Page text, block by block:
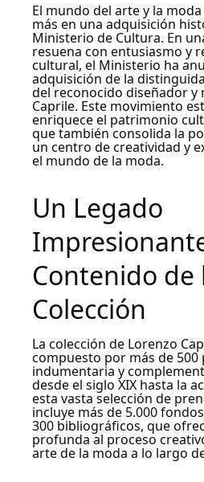
El mundo del arte y la
más en una adquisición
Ministerio de Cultura. En
resuena con entusiasmo y
cultural, el Ministerio ha
adquisición de la
del reconocido diseñador y
Caprile. Este movimiento
enriquece el patrimonio
que también consolida la
un centro de creatividad y
el mundo de la moda.
Un Legado
Contenido de
Colección
La colección de Lorenzo
compuesto por más de 500
indumentaria y
desde el siglo XIX hasta la
esta vasta selección de
incluye más de 5.000
300 bibliográficos, que
profunda al proceso
arte de la moda a lo largo